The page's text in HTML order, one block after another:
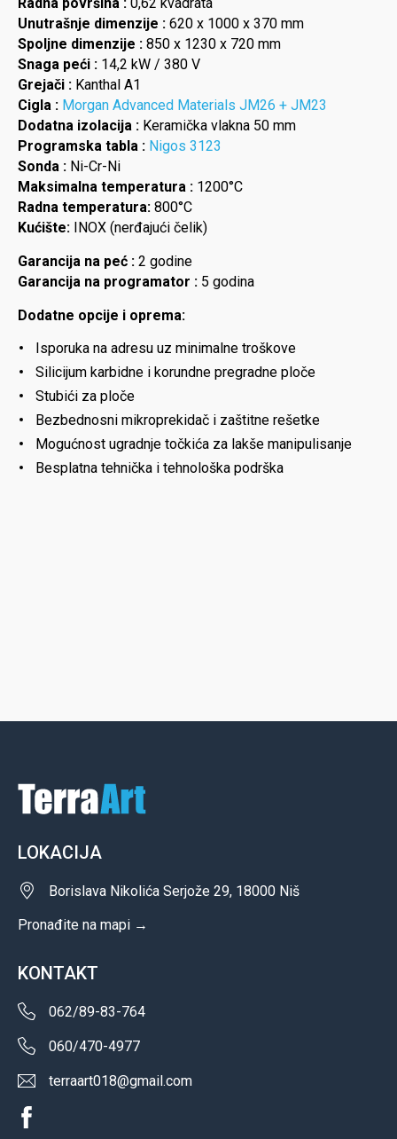
Unutrašnje dimenzije : 620 x 1000 x 370 mm
Spoljne dimenzije : 850 x 1230 x 720 mm
Snaga peći : 14,2 kW / 380 V
Grejači : Kanthal A1
Cigla : Morgan Advanced Materials JM26 + JM23
Dodatna izolacija : Keramička vlakna 50 mm
Programska tabla : Nigos 3123
Sonda : Ni-Cr-Ni
Maksimalna temperatura : 1200°C
Radna temperatura: 800°C
Kućište: INOX (nerđajući čelik)
Garancija na peć : 2 godine
Garancija na programator : 5 godina
Dodatne opcije i oprema:
Isporuka na adresu uz minimalne troškove
Silicijum karbidne i korundne pregradne ploče
Stubići za ploče
Bezbednosni mikroprekidač i zaštitne rešetke
Mogućnost ugradnje točkića za lakše manipulisanje
Besplatna tehnička i tehnološka podrška
LOKACIJA
Borislava Nikolića Serjože 29, 18000 Niš
Pronađite na mapi →
KONTAKT
062/89-83-764
060/470-4977
terraart018@gmail.com